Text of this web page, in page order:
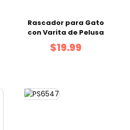
Rascador para Gato
con Varita de Pelusa
$19.99